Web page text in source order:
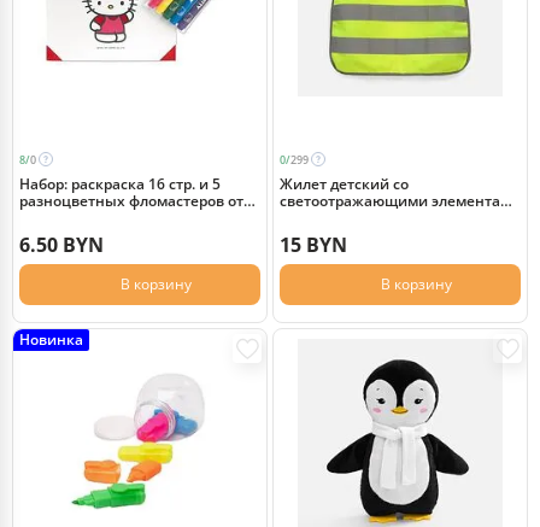
8/0
Набор: раскраска 16 стр. и 5
разноцветных фломастеров от
6.50 BYN
В корзину
0/299
Жилет детский со
светоотражающими элементами
15 BYN
В корзину
Новинка